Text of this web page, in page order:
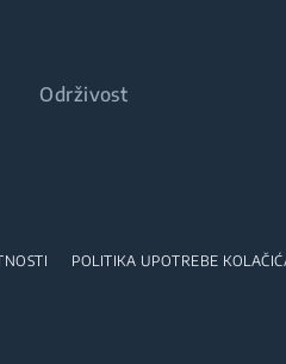
Održivost
POLITIKA UPOTREBE